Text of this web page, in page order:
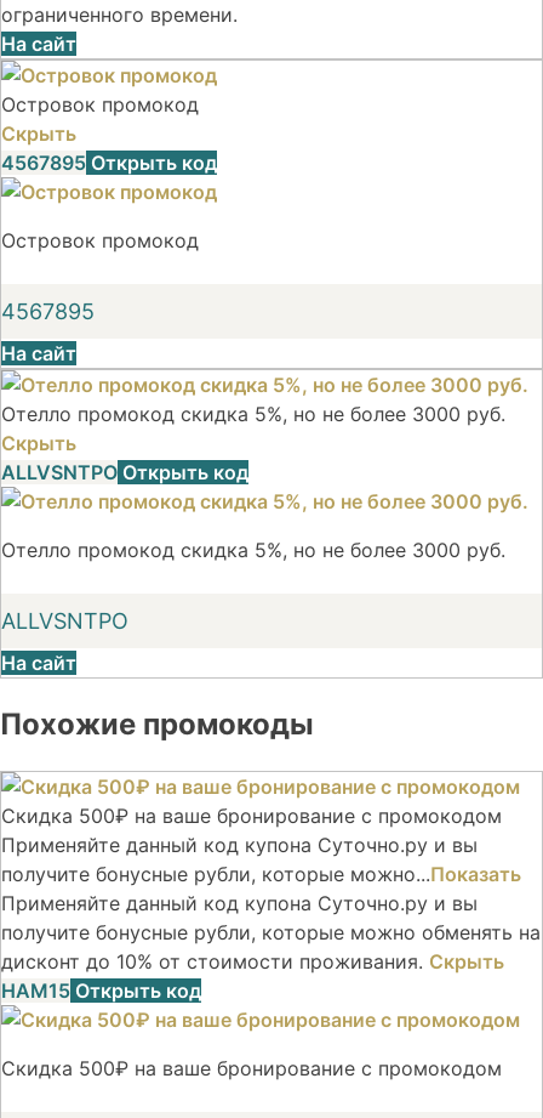
ограниченного времени.
На сайт
Островок промокод
Скрыть
4567895 Открыть код
Островок промокод
4567895
На сайт
Отелло промокод скидка 5%, но не более 3000 руб.
Скрыть
ALLVSNTPO Открыть код
Отелло промокод скидка 5%, но не более 3000 руб.
ALLVSNTPO
На сайт
Похожие промокоды
Скидка 500₽ на ваше бронирование с промокодом
Применяйте данный код купона Суточно.ру и вы
получите бонусные рубли, которые можно...Показать
Применяйте данный код купона Суточно.ру и вы
получите бонусные рубли, которые можно обменять на
дисконт до 10% от стоимости проживания. Скрыть
НАМ15 Открыть код
Скидка 500₽ на ваше бронирование с промокодом